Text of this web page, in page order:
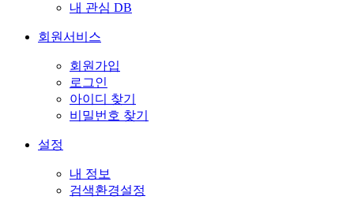
내 관심 DB
회원서비스
회원가입
로그인
아이디 찾기
비밀번호 찾기
설정
내 정보
검색환경설정